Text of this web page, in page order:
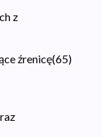
z
źrenicę(65)